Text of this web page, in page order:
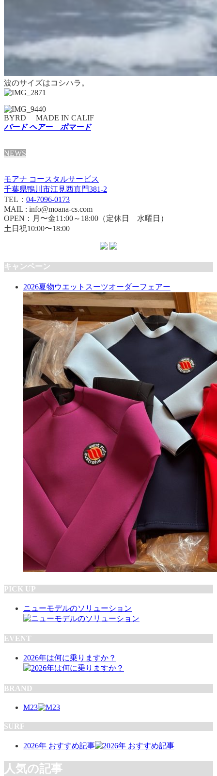
波のサイズはコシハラ。
BYRD MADE IN CALIF
バード ヘアー ポマード
NEWS
モアナ コースタルサービス
千葉県鴨川市江見西真門381-2
TEL： 04-7096-0173
MAIL : info@moana-cs.com
OPEN：月〜金11:00～18:00（定休日 水曜日）
土日祝10:00〜18:00
キャンペーン
2026夏物ウエットスーツオーダーフェアー
PICK UP
ニューモデルのソリューション
EVENT
2026年は何に乗りますか？
BRAND
M23
SURF
2026年 おすすめ記事
人気の記事